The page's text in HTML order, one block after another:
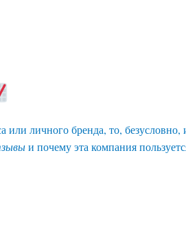
личного бренда, то, безусловно,
и почему эта компания